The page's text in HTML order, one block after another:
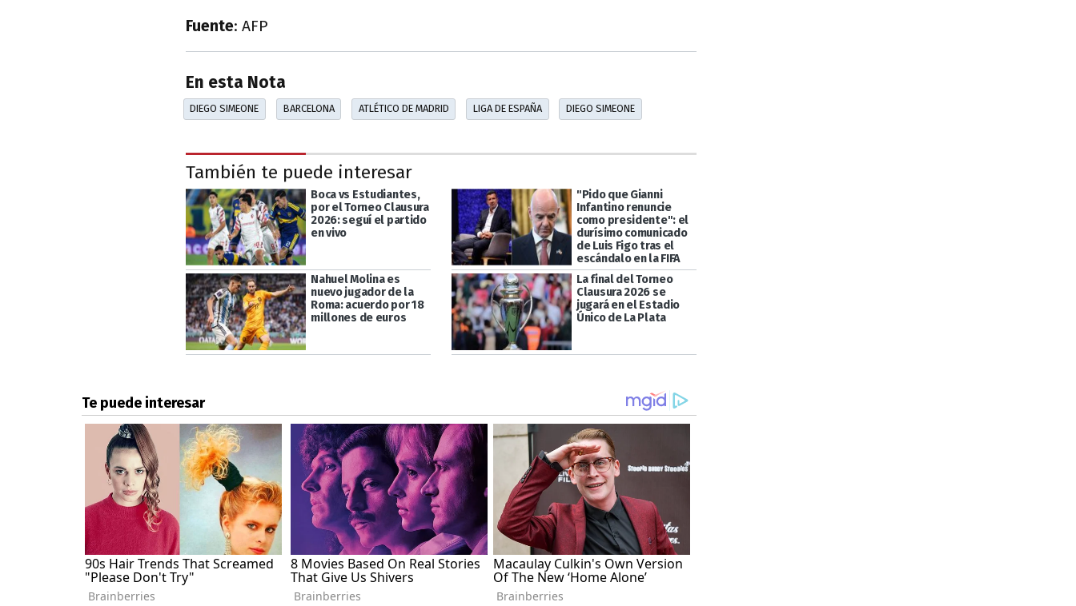
Fuente: AFP
En esta Nota
DIEGO SIMEONE BARCELONA ATLÉTICO DE MADRID LIGA DE ESPAÑA DIEGO SIMEONE
También te puede interesar
Boca vs Estudiantes,
por el Torneo Clausura
2026: seguí el partido
en vivo
"Pido que Gianni
Infantino renuncie
como presidente": el
durísimo comunicado
de Luis Figo tras el
escándalo en la FIFA
Nahuel Molina es
nuevo jugador de la
Roma: acuerdo por 18
millones de euros
La final del Torneo
Clausura 2026 se
jugará en el Estadio
Único de La Plata